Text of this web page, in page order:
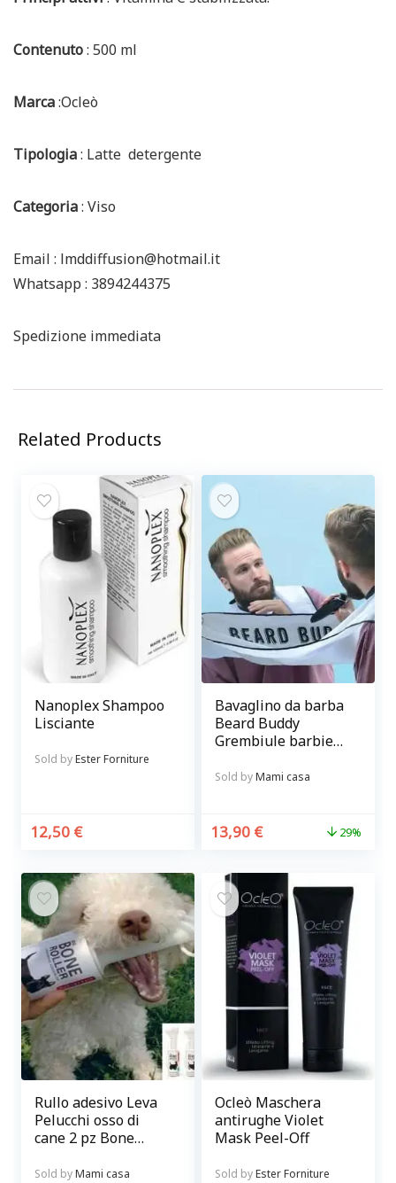
Contenuto: 500 ml
Marca:Ocleò
Tipologia: Latte detergente
Categoria: Viso
Email : lmddiffusion@hotmail.it
Whatsapp : 3894244375
Spedizione immediata
Related Products
Nanoplex Shampoo
Lisciante
Sold byEster Forniture
12,50 €
Bavaglino da barba
Beard Buddy
Grembiule barbiere
curare la barba
Sold byMami casa
13,90 € 29%
Rullo adesivo Leva
Pelucchi osso di
cane 2 pz Bone
Sold byMami casa
Ocleò Maschera
antirughe Violet
Mask Peel-Off
Sold byEster Forniture